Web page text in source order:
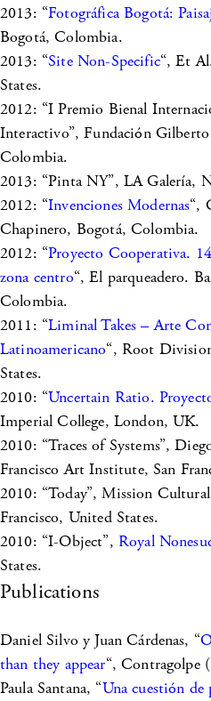
2013: “Fotográfica Bogotá:
Bogotá, Colombia.
2013: “Site Non-Specific“, Et
States.
2012: “I Premio Bienal
Interactivo”, Fundación
Colombia.
2013: “Pinta NY”, LA Galería,
2012: “Invenciones Modernas“,
Chapinero, Bogotá, Colombia.
2012: “Proyecto Cooperativa.
zona centro“, El parqueadero.
Colombia.
2011: “Liminal Takes – Arte
Latinoamericano“, Root
States.
2010: “Uncertain Ratio.
Imperial College, London, UK.
2010: “Traces of Systems”,
Francisco Art Institute, San
2010: “Today”, Mission
Francisco, United States.
2010: “I-Object”, Royal
States.
Publications
Daniel Silvo y Juan Cárdenas, “
than they appear“, Contragolpe
Paula Santana, “Una cuestión de